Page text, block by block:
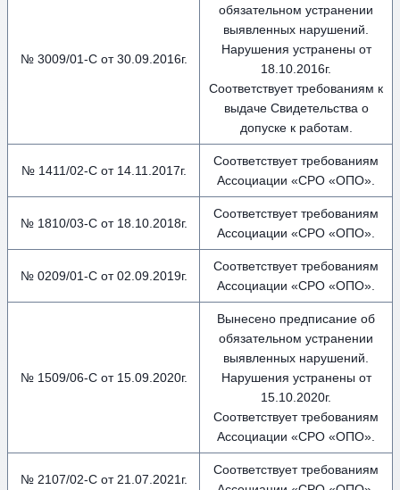
№ 3009/01-С от 30.09.2016г.
обязательном устранении
выявленных нарушений.
Нарушения устранены от
18.10.2016г.
Соответствует требованиям к
выдаче Свидетельства о
допуске к работам.
№ 1411/02-С от 14.11.2017г.
Соответствует требованиям
Ассоциации «СРО «ОПО».
№ 1810/03-С от 18.10.2018г.
Соответствует требованиям
Ассоциации «СРО «ОПО».
№ 0209/01-С от 02.09.2019г.
Соответствует требованиям
Ассоциации «СРО «ОПО».
№ 1509/06-С от 15.09.2020г.
Вынесено предписание об
обязательном устранении
выявленных нарушений.
Нарушения устранены от
15.10.2020г.
Соответствует требованиям
Ассоциации «СРО «ОПО».
№ 2107/02-С от 21.07.2021г.
Соответствует требованиям